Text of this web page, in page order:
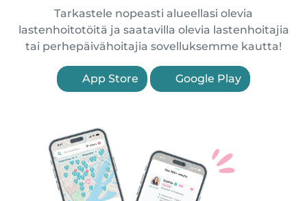
Tarkastele nopeasti alueellasi olevia
lastenhoitotöitä ja saatavilla olevia lastenhoitajia
tai perhepäivähoitajia sovelluksemme kautta!
App Store Google Play